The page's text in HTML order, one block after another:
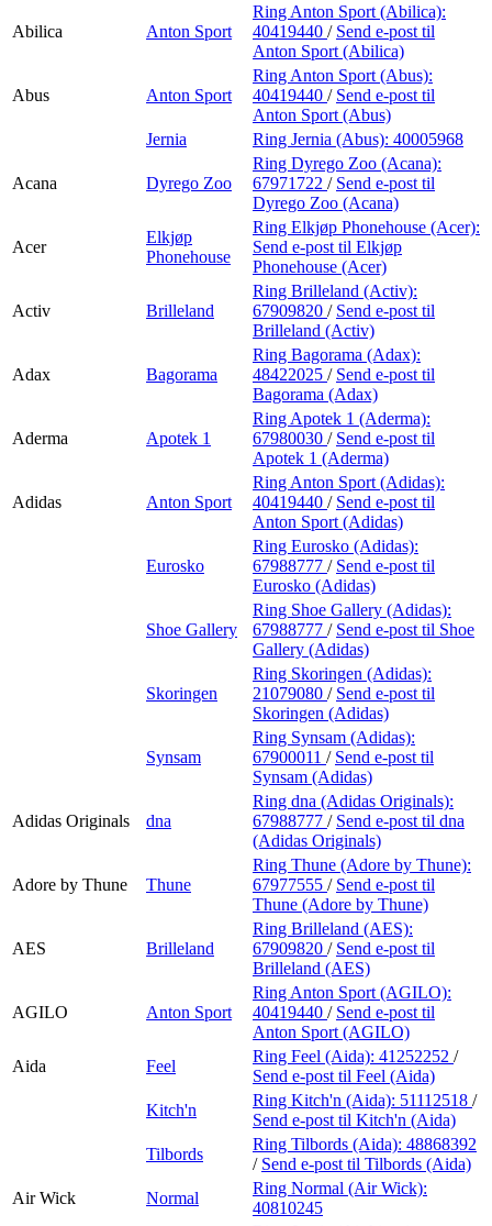
Abilica Anton Sport
Ring Anton Sport (Abilica):
40419440 / Send e-post til
Anton Sport (Abilica)
Abus Anton Sport
Ring Anton Sport (Abus):
40419440 / Send e-post til
Anton Sport (Abus)
Jernia
Ring Jernia (Abus): 40005968
Acana Dyrego Zoo
Ring Dyrego Zoo (Acana):
67971722 / Send e-post til
Dyrego Zoo (Acana)
Acer
Elkjøp
Phonehouse
Ring Elkjøp Phonehouse (Acer):
Send e-post til Elkjøp
Phonehouse (Acer)
Activ Brilleland
Ring Brilleland (Activ):
67909820 / Send e-post til
Brilleland (Activ)
Adax Bagorama
Ring Bagorama (Adax):
48422025 / Send e-post til
Bagorama (Adax)
Aderma Apotek 1
Ring Apotek 1 (Aderma):
67980030 / Send e-post til
Apotek 1 (Aderma)
Adidas Anton Sport
Ring Anton Sport (Adidas):
40419440 / Send e-post til
Anton Sport (Adidas)
Eurosko
Ring Eurosko (Adidas):
67988777 / Send e-post til
Eurosko (Adidas)
Shoe Gallery
Ring Shoe Gallery (Adidas):
67988777 / Send e-post til Shoe
Gallery (Adidas)
Skoringen
Ring Skoringen (Adidas):
21079080 / Send e-post til
Skoringen (Adidas)
Synsam
Ring Synsam (Adidas):
67900011 / Send e-post til
Synsam (Adidas)
Adidas Originals dna
Ring dna (Adidas Originals):
67988777 / Send e-post til dna
(Adidas Originals)
Adore by Thune Thune
Ring Thune (Adore by Thune):
67977555 / Send e-post til
Thune (Adore by Thune)
AES Brilleland
Ring Brilleland (AES):
67909820 / Send e-post til
Brilleland (AES)
AGILO Anton Sport
Ring Anton Sport (AGILO):
40419440 / Send e-post til
Anton Sport (AGILO)
Aida
Feel
Ring Feel (Aida): 41252252 /
Send e-post til Feel (Aida)
Kitch'n
Ring Kitch'n (Aida): 51112518 /
Send e-post til Kitch'n (Aida)
Tilbords
Ring Tilbords (Aida): 48868392
/ Send e-post til Tilbords (Aida)
Air Wick
Normal
Ring Normal (Air Wick):
40810245